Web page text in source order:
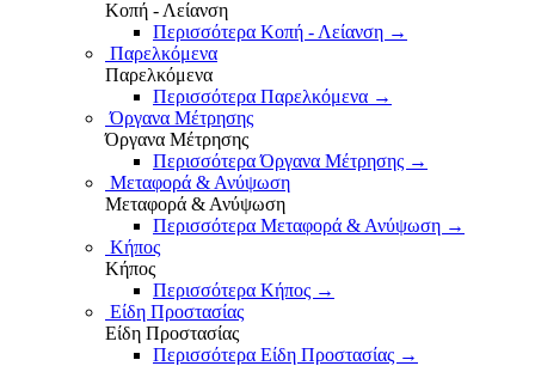
Κοπή - Λείανση
Περισσότερα Κοπή - Λείανση →
Παρελκόμενα
Παρελκόμενα
Περισσότερα Παρελκόμενα →
Όργανα Μέτρησης
Όργανα Μέτρησης
Περισσότερα Όργανα Μέτρησης →
Μεταφορά & Ανύψωση
Μεταφορά & Ανύψωση
Περισσότερα Μεταφορά & Ανύψωση →
Κήπος
Κήπος
Περισσότερα Κήπος →
Είδη Προστασίας
Είδη Προστασίας
Περισσότερα Είδη Προστασίας →